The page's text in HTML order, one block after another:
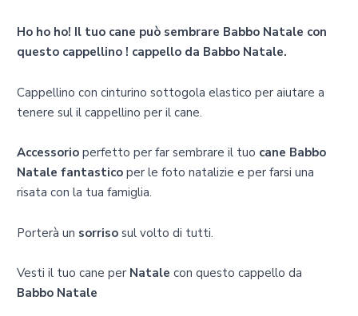
Ho ho ho! Il tuo cane può sembrare Babbo Natale con
questo cappellino ! cappello da Babbo Natale.
Cappellino con cinturino sottogola elastico per aiutare a
tenere sul il cappellino per il cane.
Accessorio perfetto per far sembrare il tuo cane Babbo
Natale fantastico per le foto natalizie e per farsi una
risata con la tua famiglia.
Porterà un sorriso sul volto di tutti.
Vesti il ​​tuo cane per Natale con questo cappello da
Babbo Natale